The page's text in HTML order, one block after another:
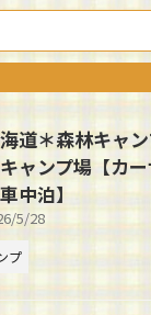
海道＊森林キャ
ャンプ場【カ
中泊】
5/28
プ